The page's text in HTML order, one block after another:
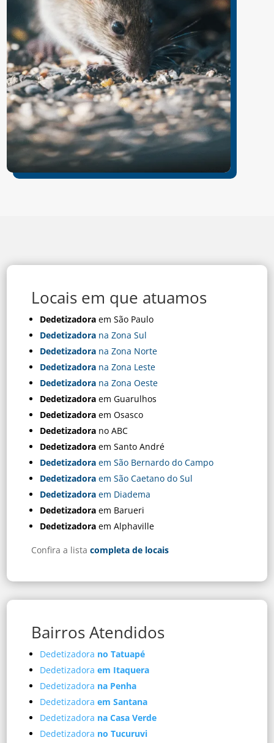
Locais em que atuamos
Dedetizadora em São Paulo
Dedetizadora na Zona Sul
Dedetizadora na Zona Norte
Dedetizadora na Zona Leste
Dedetizadora na Zona Oeste
Dedetizadora em Guarulhos
Dedetizadora em Osasco
Dedetizadora no ABC
Dedetizadora em Santo André
Dedetizadora em São Bernardo do Campo
Dedetizadora em São Caetano do Sul
Dedetizadora em Diadema
Dedetizadora em Barueri
Dedetizadora em Alphaville
Confira a listacompleta de locais
Bairros Atendidos
Dedetizadora no Tatuapé
Dedetizadora em Itaquera
Dedetizadora na Penha
Dedetizadora em Santana
Dedetizadora na Casa Verde
Dedetizadora no Tucuruvi